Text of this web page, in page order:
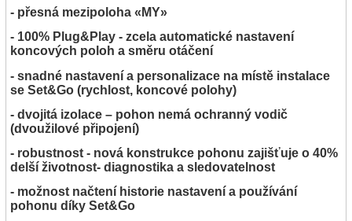
- přesná mezipoloha «MY»
- 100% Plug&Play - zcela automatické nastavení
koncových poloh a směru otáčení
- snadné nastavení a personalizace na místě instalace
se Set&Go (rychlost, koncové polohy)
- dvojitá izolace – pohon nemá ochranný vodič
(dvoužilové připojení)
- robustnost - nová konstrukce pohonu zajišťuje o 40%
delší životnost- diagnostika a sledovatelnost
- možnost načtení historie nastavení a používání
pohonu díky Set&Go